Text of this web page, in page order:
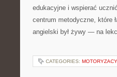
edukacyjne i wspierać
centrum metodyczne, które
angielski był żywy — na
CATEGORIES: